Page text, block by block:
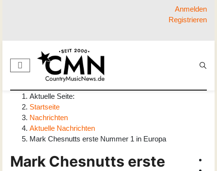
Anmelden
Registrieren
Aktuelle Seite:
Startseite
Nachrichten
Aktuelle Nachrichten
Mark Chesnutts erste Nummer 1 in Europa
Mark Chesnutts erste